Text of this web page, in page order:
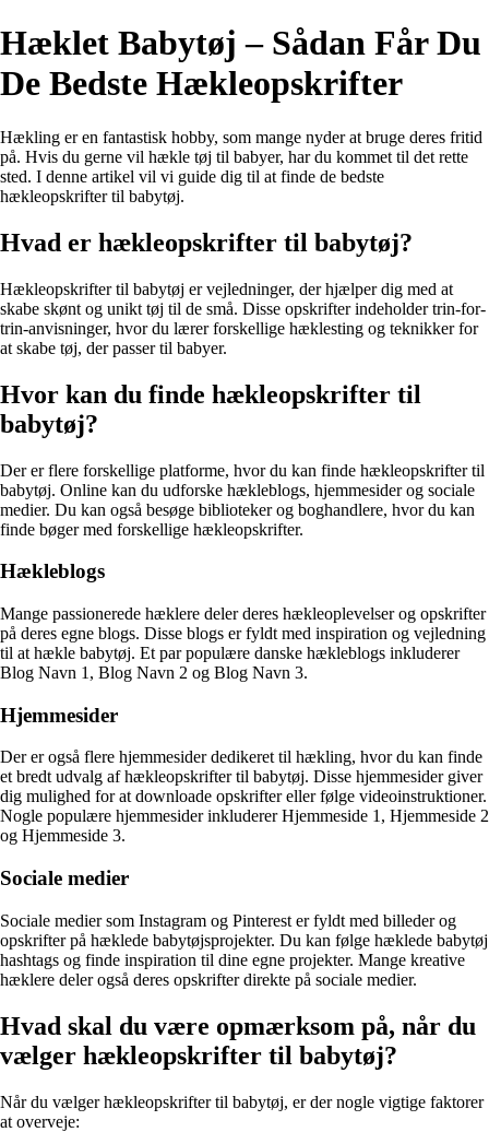
Hæklet Babytøj – Sådan Får Du
De Bedste Hækleopskrifter
Hækling er en fantastisk hobby, som mange nyder at bruge deres fritid
på. Hvis du gerne vil hækle tøj til babyer, har du kommet til det rette
sted. I denne artikel vil vi guide dig til at finde de bedste
hækleopskrifter til babytøj.
Hvad er hækleopskrifter til babytøj?
Hækleopskrifter til babytøj er vejledninger, der hjælper dig med at
skabe skønt og unikt tøj til de små. Disse opskrifter indeholder trin-for-
trin-anvisninger, hvor du lærer forskellige hæklesting og teknikker for
at skabe tøj, der passer til babyer.
Hvor kan du finde hækleopskrifter til
babytøj?
Der er flere forskellige platforme, hvor du kan finde hækleopskrifter til
babytøj. Online kan du udforske hækleblogs, hjemmesider og sociale
medier. Du kan også besøge biblioteker og boghandlere, hvor du kan
finde bøger med forskellige hækleopskrifter.
Hækleblogs
Mange passionerede hæklere deler deres hækleoplevelser og opskrifter
på deres egne blogs. Disse blogs er fyldt med inspiration og vejledning
til at hækle babytøj. Et par populære danske hækleblogs inkluderer
Blog Navn 1, Blog Navn 2 og Blog Navn 3.
Hjemmesider
Der er også flere hjemmesider dedikeret til hækling, hvor du kan finde
et bredt udvalg af hækleopskrifter til babytøj. Disse hjemmesider giver
dig mulighed for at downloade opskrifter eller følge videoinstruktioner.
Nogle populære hjemmesider inkluderer Hjemmeside 1, Hjemmeside 2
og Hjemmeside 3.
Sociale medier
Sociale medier som Instagram og Pinterest er fyldt med billeder og
opskrifter på hæklede babytøjsprojekter. Du kan følge hæklede babytøj
hashtags og finde inspiration til dine egne projekter. Mange kreative
hæklere deler også deres opskrifter direkte på sociale medier.
Hvad skal du være opmærksom på, når du
vælger hækleopskrifter til babytøj?
Når du vælger hækleopskrifter til babytøj, er der nogle vigtige faktorer
at overveje: